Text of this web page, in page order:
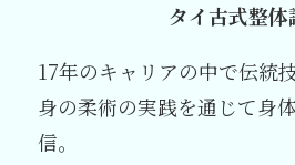
タイ古式整体
17年のキャリアの中で伝統
身の柔術の実践を通じて身
信。